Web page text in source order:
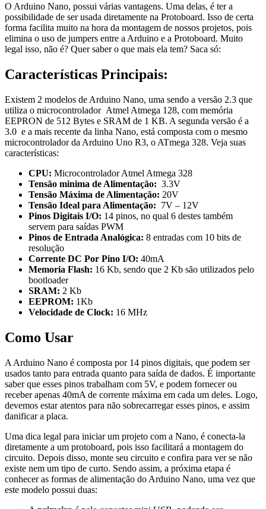
O Arduino Nano, possui várias vantagens. Uma delas, é ter a
possibilidade de ser usada diretamente na Protoboard. Isso de certa
forma facilita muito na hora da montagem de nossos projetos, pois
elimina o uso de jumpers entre a Arduino e a Protoboard. Muito
legal isso, não é? Quer saber o que mais ela tem? Saca só:
Características Principais:
Existem 2 modelos de Arduino Nano, uma sendo a versão 2.3 que
utiliza o microcontrolador Atmel Atmega 128, com memória
EEPRON de 512 Bytes e SRAM de 1 KB. A segunda versão é a
3.0 e a mais recente da linha Nano, está composta com o mesmo
microcontrolador da Arduino Uno R3, o ATmega 328. Veja suas
características:
CPU: Microcontrolador Atmel Atmega 328
Tensão minima de Alimentação: 3.3V
Tensão Máxima de Alimentação: 20V
Tensão Ideal para Alimentação: 7V – 12V
Pinos Digitais I/O: 14 pinos, no qual 6 destes também
servem para saídas PWM
Pinos de Entrada Analógica: 8 entradas com 10 bits de
resolução
Corrente DC Por Pino I/O: 40mA
Memoria Flash: 16 Kb, sendo que 2 Kb são utilizados pelo
bootloader
SRAM: 2 Kb
EEPROM: 1Kb
Velocidade de Clock: 16 MHz
Como Usar
A Arduino Nano é composta por 14 pinos digitais, que podem ser
usados tanto para entrada quanto para saída de dados. É importante
saber que esses pinos trabalham com 5V, e podem fornecer ou
receber apenas 40mA de corrente máxima em cada um deles. Logo,
devemos estar atentos para não sobrecarregar esses pinos, e assim
danificar a placa.
Uma dica legal para iniciar um projeto com a Nano, é conecta-la
diretamente a um protoboard, pois isso facilitará a montagem do
circuito. Depois disso, monte seu circuito e confira para ver se não
existe nem um tipo de curto. Sendo assim, a próxima etapa é
conhecer as formas de alimentação do Arduino Nano, uma vez que
este modelo possui duas: